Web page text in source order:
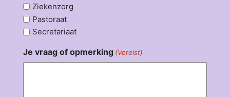
Ziekenzorg
Pastoraat
Secretariaat
Je vraag of opmerking (Vereist)